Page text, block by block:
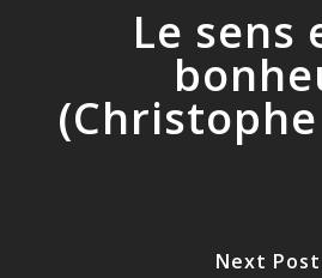
Le sens
Next Post